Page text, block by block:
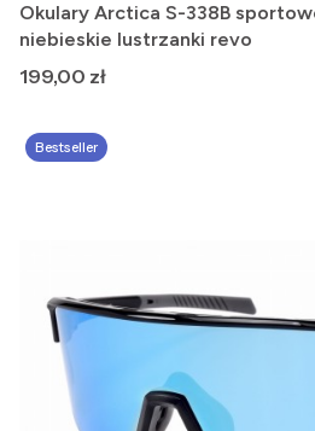
Okulary Arctica S-338B
niebieskie lustrzanki revo
Cena
199,00 zł
Bestseller